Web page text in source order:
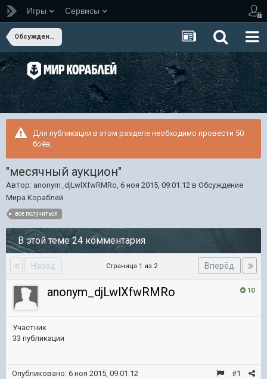
Игры Сервисы
Обсуждение Мира Кораблей
Для публикации в этом разделе необходимо провести 50
боёв.
"месячный аукцион"
Автор: anonym_djLwlXfwRMRo, 6 ноя 2015, 09:01:12 в Обсуждение
Мира Кораблей
все получиться
В этой теме 24 комментария
Назад Вперёд
Страница 1 из 2
10
anonym_djLwlXfwRMRo
Участник
33 публикации
#1
Опубликовано: 6 ноя 2015, 09:01:12